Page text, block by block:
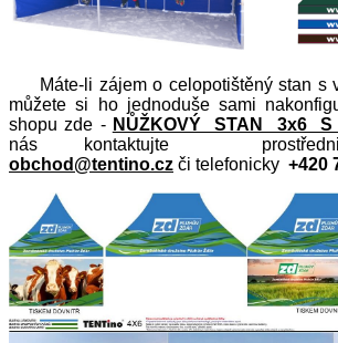
Máte-li zájem o celopotištěný stan s
můžete si ho jednoduše sami
shopu zde - NŮŽKOVÝ STAN 3x6 S
nás
kontaktujte
obchod@tentino.cz či telefonicky +420